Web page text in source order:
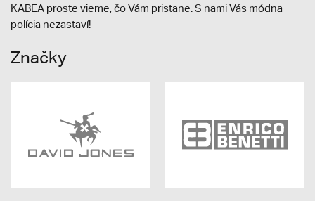
KABEA proste vieme, čo Vám pristane. S nami Vás módna
polícia nezastaví!
Značky